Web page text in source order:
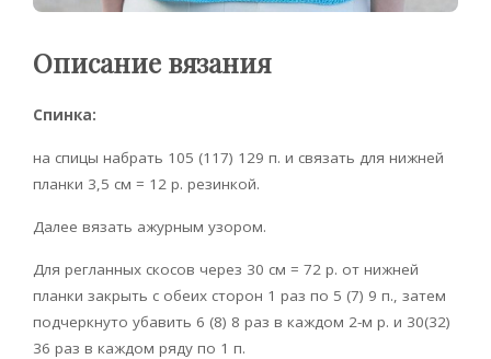
Описание вязания
Спинка:
на спицы набрать 105 (117) 129 п. и связать для нижней
планки 3,5 см = 12 р. резинкой.
Далее вязать ажурным узором.
Для регланных скосов через 30 см = 72 р. от нижней
планки закрыть с обеих сторон 1 раз по 5 (7) 9 п., затем
подчеркнуто убавить 6 (8) 8 раз в каждом 2-м р. и 30(32)
36 раз в каждом ряду по 1 п.